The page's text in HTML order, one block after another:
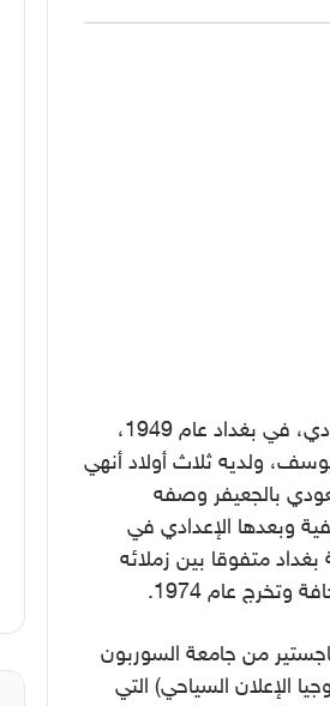
ولد كاظم شنون محمد المقدادي، في بغداد عام 1949،
ولديه ثلاث أولاد أنهي
بالجعيفر وصفه
وبعدها الإعدادي في
بغداد متفوقا بين زملائه
عام 1974.
الماجستير من جامعة السوربون
الإعلان السياحي) التي